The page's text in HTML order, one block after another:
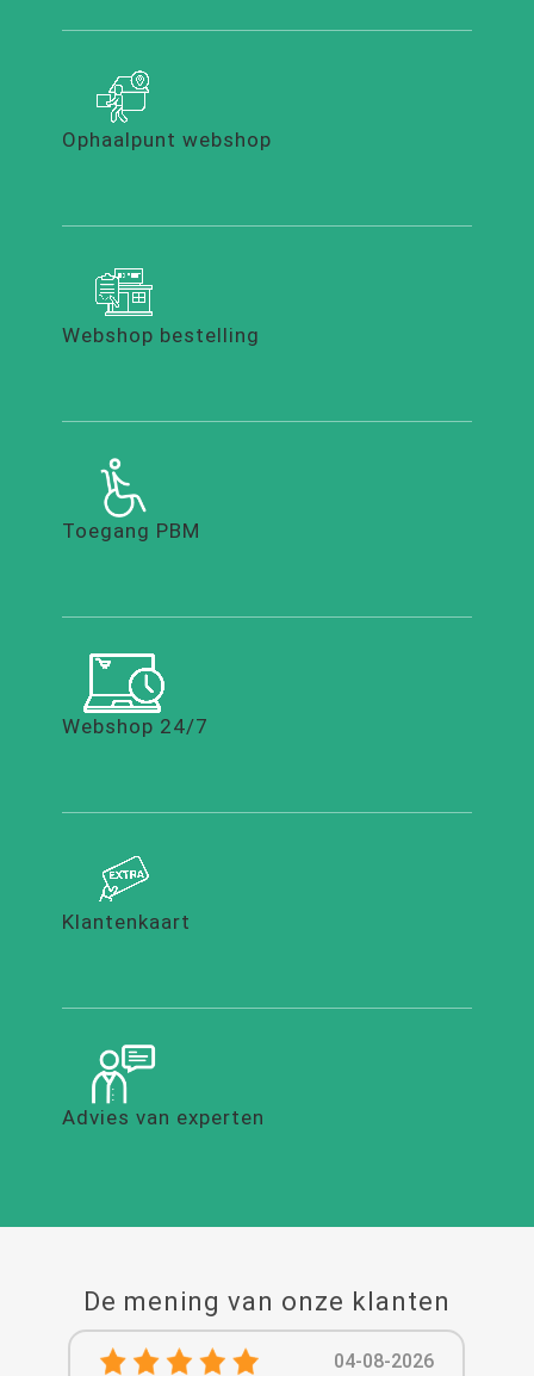
Ophaalpunt webshop
Webshop bestelling
Toegang PBM
Webshop 24/7
Klantenkaart
Advies van experten
De mening van onze klanten
04-08-2026